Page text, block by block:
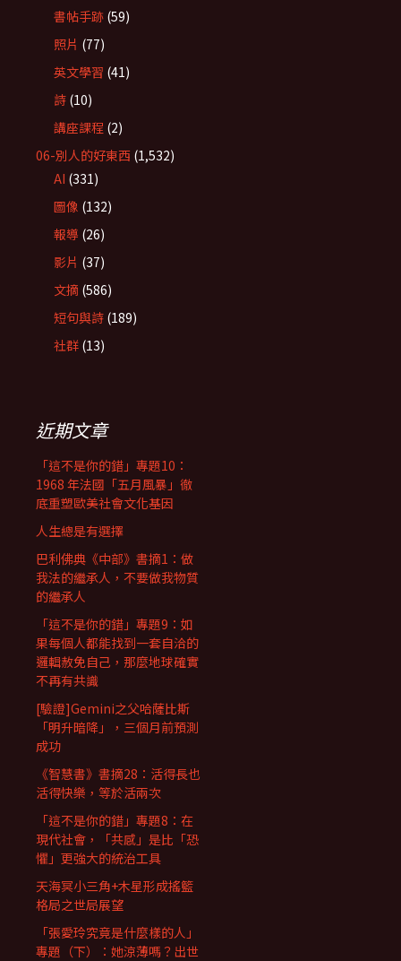
書帖手跡 (59)
照片 (77)
英文學習 (41)
詩 (10)
講座課程 (2)
06-別人的好東西 (1,532)
AI (331)
圖像 (132)
報導 (26)
影片 (37)
文摘 (586)
短句與詩 (189)
社群 (13)
近期文章
「這不是你的錯」專題10：
1968 年法國「五月風暴」徹
底重塑歐美社會文化基因
人生總是有選擇
巴利佛典《中部》書摘1：做
我法的繼承人，不要做我物質
的繼承人
「這不是你的錯」專題9：如
果每個人都能找到一套自洽的
邏輯赦免自己，那麼地球確實
不再有共識
[驗證]Gemini之父哈薩比斯
「明升暗降」，三個月前預測
成功
《智慧書》書摘28：活得長也
活得快樂，等於活兩次
「這不是你的錯」專題8：在
現代社會，「共感」是比「恐
懼」更強大的統治工具
天海冥小三角+木星形成搖籃
格局之世局展望
「張愛玲究竟是什麼樣的人」
專題（下）：她涼薄嗎？出世